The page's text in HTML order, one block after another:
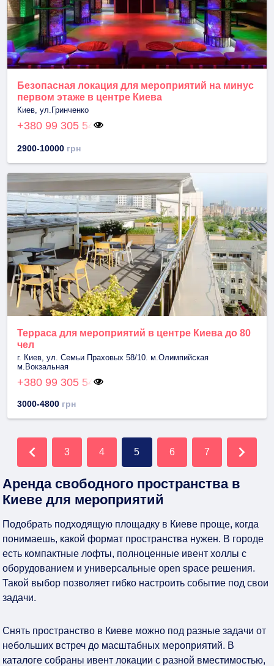
Безопасная локация для мероприятий на минус
первом этаже в центре Киева
Киев, ул.Гринченко
+380 99 305 54
2900-10000 грн
Терраса для мероприятий в центре Киева до 80
чел
г. Киев, ул. Семьи Праховых 58/10. м.Олимпийская
м.Вокзальная
+380 99 305 54
3000-4800 грн
3 4 5 6 7
Аренда свободного пространства в
Киеве для мероприятий
Подобрать подходящую площадку в Киеве проще, когда
понимаешь, какой формат пространства нужен. В городе
есть компактные лофты, полноценные ивент холлы с
оборудованием и универсальные open space решения.
Такой выбор позволяет гибко настроить событие под свои
задачи.
Снять пространство в Киеве можно под разные задачи от
небольших встреч до масштабных мероприятий. В
каталоге собраны ивент локации с разной вместимостью,